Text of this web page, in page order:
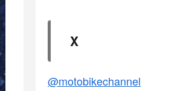
X
@motobikechannel